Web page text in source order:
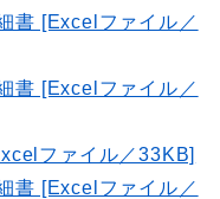
書 [Excelファイル／
書 [Excelファイル／
ファイル／33KB]
書 [Excelファイル／